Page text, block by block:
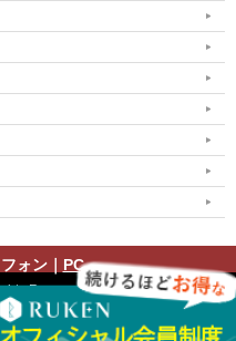
ォン｜ PC
Reserved.